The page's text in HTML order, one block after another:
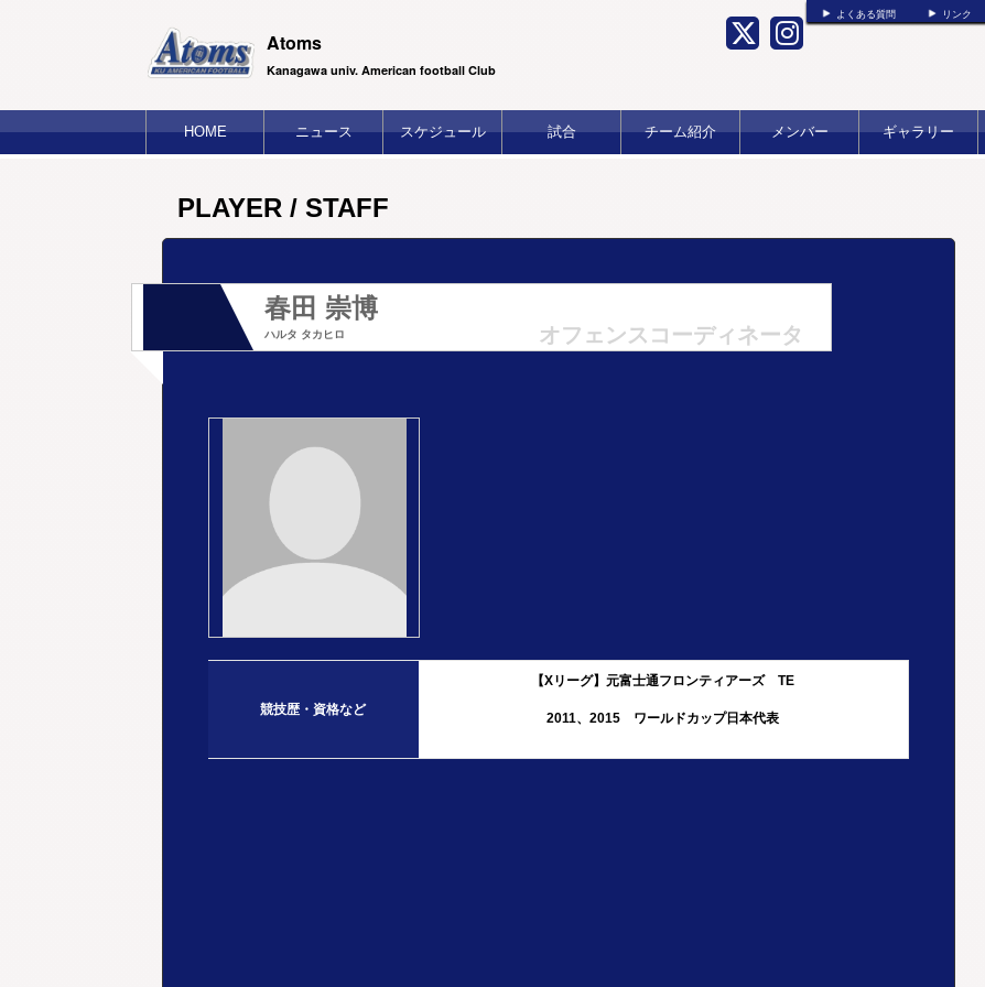
よくある質問 リンク
Atoms
Kanagawa univ. American football Club
HOME ニュース スケジュール 試合 チーム紹介 メンバー ギャラリー
PLAYER / STAFF
春田 崇博
ハルタ タカヒロ オフェンスコーディネータ
競技歴・資格など
【Xリーグ】元富士通フロンティアーズ TE
2011、2015 ワールドカップ日本代表